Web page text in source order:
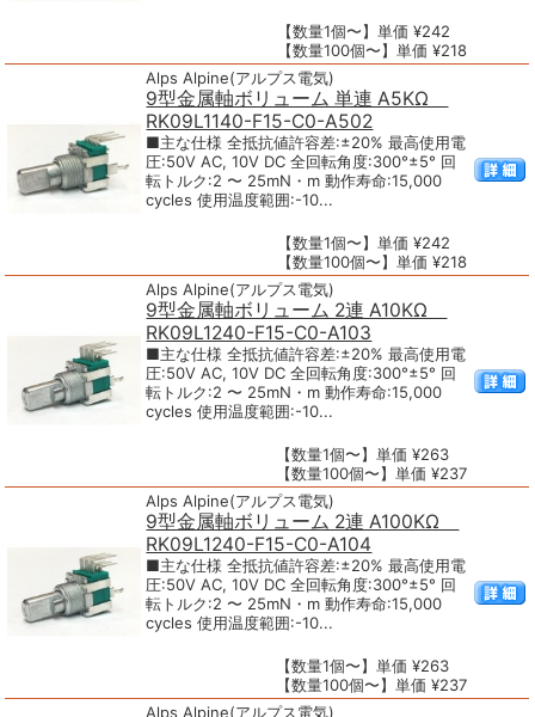
【数量1個〜】単価 ¥242
【数量100個〜】単価 ¥218
Alps Alpine(アルプス電気)
9型金属軸ボリューム 単連 A5KΩ
RK09L1140-F15-C0-A502
■主な仕様 全抵抗値許容差:±20% 最高使用電
圧:50V AC, 10V DC 全回転角度:300°±5° 回
転トルク:2 〜 25mN・m 動作寿命:15,000
cycles 使用温度範囲:-10...
【数量1個〜】単価 ¥242
【数量100個〜】単価 ¥218
Alps Alpine(アルプス電気)
9型金属軸ボリューム 2連 A10KΩ
RK09L1240-F15-C0-A103
■主な仕様 全抵抗値許容差:±20% 最高使用電
圧:50V AC, 10V DC 全回転角度:300°±5° 回
転トルク:2 〜 25mN・m 動作寿命:15,000
cycles 使用温度範囲:-10...
【数量1個〜】単価 ¥263
【数量100個〜】単価 ¥237
Alps Alpine(アルプス電気)
9型金属軸ボリューム 2連 A100KΩ
RK09L1240-F15-C0-A104
■主な仕様 全抵抗値許容差:±20% 最高使用電
圧:50V AC, 10V DC 全回転角度:300°±5° 回
転トルク:2 〜 25mN・m 動作寿命:15,000
cycles 使用温度範囲:-10...
【数量1個〜】単価 ¥263
【数量100個〜】単価 ¥237
Alps Alpine(アルプス電気)